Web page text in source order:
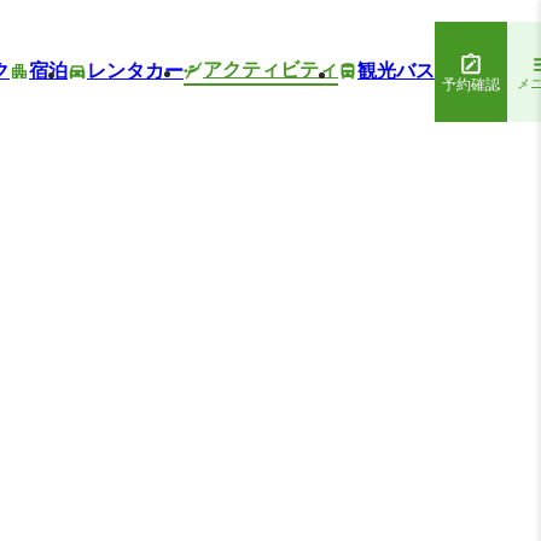
宿泊 レンタカー アクティビティ 観光バス
予約確認 メ